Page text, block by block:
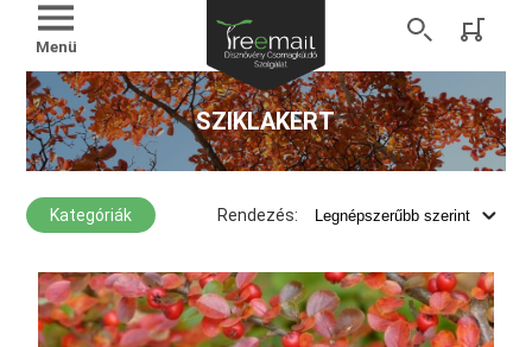
Menü
SZIKLAKERT
Kategóriák Rendezés: